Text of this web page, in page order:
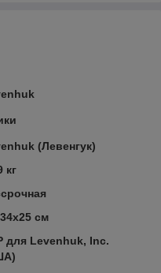
(Левенгук)
кг
см
для Levenhuk, Inc.